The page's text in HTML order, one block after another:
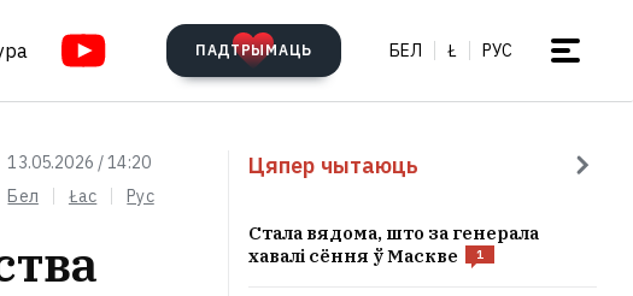
ПАДТРЫМАЦЬ БЕЛ Ł РУС
13.05.2026 / 14:20
Бел
Łac Рус
Цяпер чытаюць
Стала вядома, што за генерала
хавалі сёння ў Маскве
1